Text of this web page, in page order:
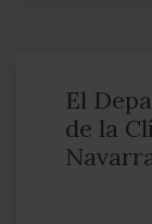
El
de la